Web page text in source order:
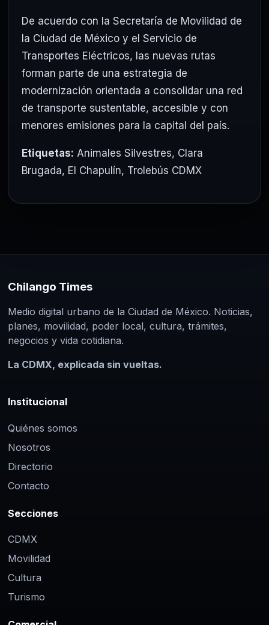
De acuerdo con la Secretaría de Movilidad de
la Ciudad de México y el Servicio de
Transportes Eléctricos, las nuevas rutas
forman parte de una estrategia de
modernización orientada a consolidar una red
de transporte sustentable, accesible y con
menores emisiones para la capital del país.
Etiquetas: Animales Silvestres, Clara
Brugada, El Chapulín, Trolebús CDMX
Chilango Times
Medio digital urbano de la Ciudad de México. Noticias,
planes, movilidad, poder local, cultura, trámites,
negocios y vida cotidiana.
La CDMX, explicada sin vueltas.
Institucional
Quiénes somos
Nosotros
Directorio
Contacto
Secciones
CDMX
Movilidad
Cultura
Turismo